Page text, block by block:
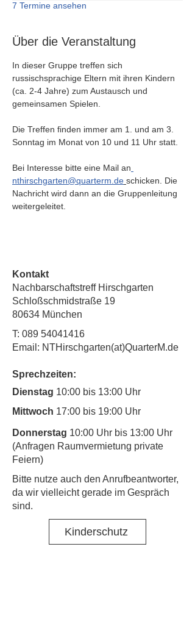
7 Termine ansehen
Über die Veranstaltung
In dieser Gruppe treffen sich
russischsprachige Eltern mit ihren Kindern
(ca. 2-4 Jahre) zum Austausch und
gemeinsamen Spielen.
Die Treffen finden immer am 1. und am 3.
Sonntag im Monat von 10 und 11 Uhr statt.
Bei Interesse bitte eine Mail an
nthirschgarten@quarterm.de schicken. Die
Nachricht wird dann an die Gruppenleitung
weitergeleitet.
Kontakt
Nachbarschaftstreff Hirschgarten
Schloßschmidstraße 19
80634 München
T: 089 54041416
Email: NTHirschgarten(at)QuarterM.de
Sprechzeiten:
Dienstag 10:00 bis 13:00 Uhr
Mittwoch 17:00 bis 19:00 Uhr
Donnerstag 10:00 Uhr bis 13:00 Uhr
(Anfragen Raumvermietung private
Feiern)
​Bitte nutze auch den Anrufbeantworter,
da wir vielleicht gerade im Gespräch
sind.
Kinderschutz